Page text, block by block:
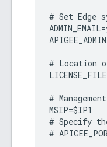
# Set Edge
ADMIN_EMAIL=
# Location
LICENSE_FILE
# Management
MSIP=$IP1
# Specify
#